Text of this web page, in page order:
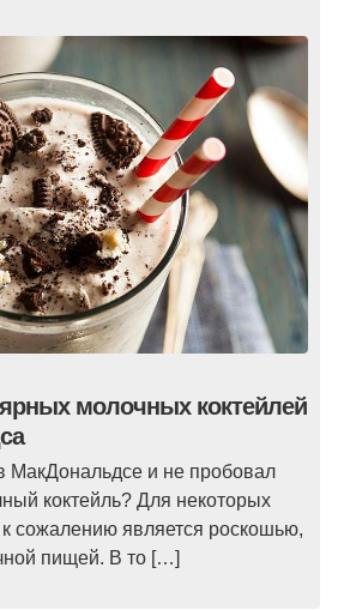
молочных коктейлей
МакДональдсе и не пробовал
коктейль? Для некоторых
сожалению является роскошью,
пищей. В то […]